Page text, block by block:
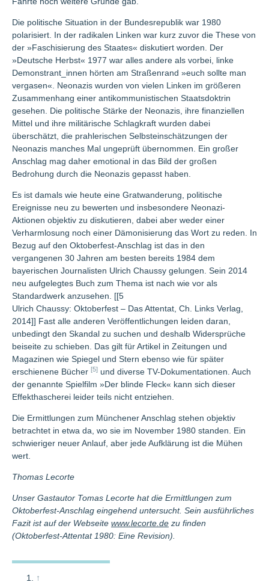
Die politische Situation in der Bundesrepublik war 1980
polarisiert. In der radikalen Linken war kurz zuvor die These von
der »Faschisierung des Staates« diskutiert worden. Der
»Deutsche Herbst« 1977 war alles andere als vorbei, linke
Demonstrant_innen hörten am Straßenrand »euch sollte man
vergasen«. Neonazis wurden von vielen Linken im größeren
Zusammenhang einer antikommunistischen Staatsdoktrin
gesehen. Die politische Stärke der Neonazis, ihre finanziellen
Mittel und ihre militärische Schlagkraft wurden dabei
überschätzt, die prahlerischen Selbsteinschätzungen der
Neonazis manches Mal ungeprüft übernommen. Ein großer
Anschlag mag daher emotional in das Bild der großen
Bedrohung durch die Neonazis gepasst haben.
Es ist damals wie heute eine Gratwanderung, politische
Ereignisse neu zu bewerten und insbesondere Neonazi-
Aktionen objektiv zu diskutieren, dabei aber weder einer
Verharmlosung noch einer Dämonisierung das Wort zu reden. In
Bezug auf den Oktoberfest-Anschlag ist das in den
vergangenen 30 Jahren am besten bereits 1984 dem
bayerischen Journalisten Ulrich Chaussy gelungen. Sein 2014
neu aufgelegtes Buch zum Thema ist nach wie vor als
Standardwerk anzusehen. [[5
Ulrich Chaussy: Oktoberfest – Das Attentat, Ch. Links Verlag,
2014]] Fast alle anderen Veröffentlichungen leiden daran,
unbedingt den Skandal zu suchen und deshalb Widersprüche
beiseite zu schieben. Das gilt für Artikel in Zeitungen und
Magazinen wie Spiegel und Stern ebenso wie für später
erschienene Bücher [5] und diverse TV-Dokumentationen. Auch
der genannte Spielfilm »Der blinde Fleck« kann sich dieser
Effekthascherei leider teils nicht entziehen.
Die Ermittlungen zum Münchener Anschlag stehen objektiv
betrachtet in etwa da, wo sie im November 1980 standen. Ein
schwieriger neuer Anlauf, aber jede Aufklärung ist die Mühen
wert.
Thomas Lecorte
Unser Gastautor Tomas Lecorte hat die Ermittlungen zum
Oktoberfest-Anschlag eingehend untersucht. Sein ausführliches
Fazit ist auf der Webseite www.lecorte.de zu finden
(Oktoberfest-Attentat 1980: Eine Revision).
↑